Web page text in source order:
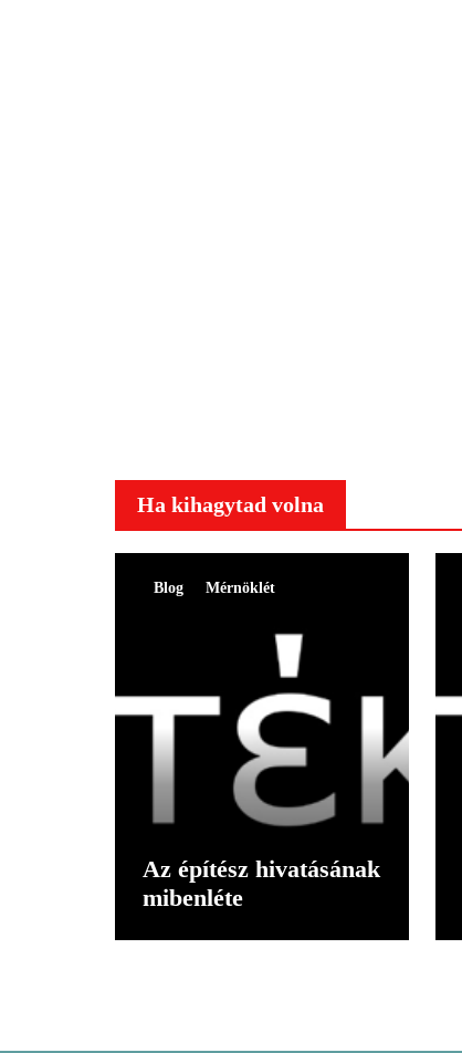
Ha kihagytad volna
Blog Mérnöklét
Az építész hivatásának
mibenléte